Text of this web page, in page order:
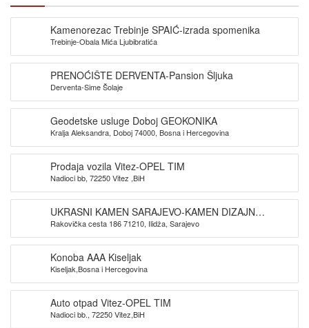
Kamenorezac Trebinje SPAIĆ-izrada spomenika
Trebinje-Obala Mića Ljubibratića
PRENOĆIŠTE DERVENTA-Pansion Šljuka
Derventa-Sime Šolaje
Geodetske usluge Doboj GEOKONIKA
Kralja Aleksandra, Doboj 74000, Bosna i Hercegovina
Prodaja vozila Vitez-OPEL TIM
Nadioci bb, 72250 Vitez ,BiH
UKRASNI KAMEN SARAJEVO-KAMEN DIZAJN
SARAJEVO
Rakovička cesta 186 71210, Ilidža, Sarajevo
Konoba AAA Kiseljak
Kiseljak,Bosna i Hercegovina
Auto otpad Vitez-OPEL TIM
Nadioci bb., 72250 Vitez,BiH